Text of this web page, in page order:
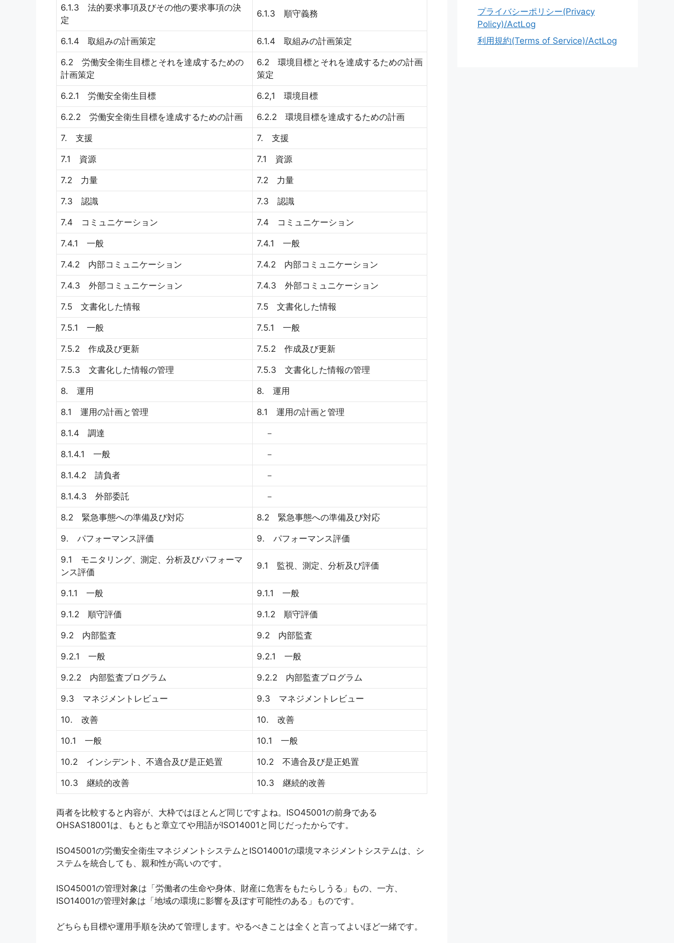
6.1.3 法的要求事項及びその他の要求事項の決
定
6.1.3 順守義務
6.1.4 取組みの計画策定 6.1.4 取組みの計画策定
6.2 労働安全衛生目標とそれを達成するための
計画策定
6.2 環境目標とそれを達成するための計画
策定
6.2.1 労働安全衛生目標 6.2,1 環境目標
6.2.2 労働安全衛生目標を達成するための計画 6.2.2 環境目標を達成するための計画
7. 支援 7. 支援
7.1 資源 7.1 資源
7.2 力量 7.2 力量
7.3 認識 7.3 認識
7.4 コミュニケーション 7.4 コミュニケーション
7.4.1 一般 7.4.1 一般
7.4.2 内部コミュニケーション 7.4.2 内部コミュニケーション
7.4.3 外部コミュニケーション 7.4.3 外部コミュニケーション
7.5 文書化した情報 7.5 文書化した情報
7.5.1 一般 7.5.1 一般
7.5.2 作成及び更新 7.5.2 作成及び更新
7.5.3 文書化した情報の管理 7.5.3 文書化した情報の管理
8. 運用 8. 運用
8.1 運用の計画と管理 8.1 運用の計画と管理
8.1.4 調達 －
8.1.4.1 一般 －
8.1.4.2 請負者 －
8.1.4.3 外部委託 －
8.2 緊急事態への準備及び対応 8.2 緊急事態への準備及び対応
9. パフォーマンス評価 9. パフォーマンス評価
9.1 モニタリング、測定、分析及びパフォーマ
ンス評価
9.1 監視、測定、分析及び評価
9.1.1 一般 9.1.1 一般
9.1.2 順守評価 9.1.2 順守評価
9.2 内部監査 9.2 内部監査
9.2.1 一般 9.2.1 一般
9.2.2 内部監査プログラム 9.2.2 内部監査プログラム
9.3 マネジメントレビュー 9.3 マネジメントレビュー
10. 改善 10. 改善
10.1 一般 10.1 一般
10.2 インシデント、不適合及び是正処置 10.2 不適合及び是正処置
10.3 継続的改善 10.3 継続的改善
両者を比較すると内容が、大枠ではほとんど同じですよね。ISO45001の前身である
OHSAS18001は、もともと章立てや用語がISO14001と同じだったからです。
ISO45001の労働安全衛生マネジメントシステムとISO14001の環境マネジメントシステムは、シ
ステムを統合しても、親和性が高いのです。
ISO45001の管理対象は「労働者の生命や身体、財産に危害をもたらしうる」もの、一方、
ISO14001の管理対象は「地域の環境に影響を及ぼす可能性のある」ものです。
どちらも目標や運用手順を決めて管理します。やるべきことは全くと言ってよいほど一緒です。
プライバシーポリシー(Privacy
Policy)/ActLog
利用規約(Terms of Service)/ActLog